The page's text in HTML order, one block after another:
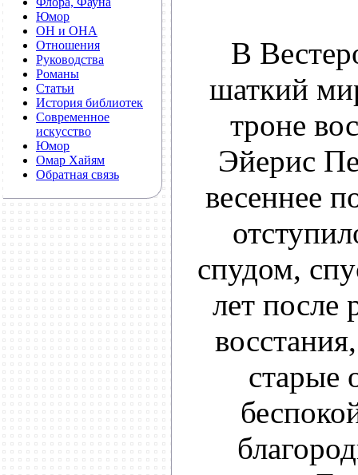
Юмор
ОН и ОНА
Отношения
Руководства
Романы
Статьи
История библиотек
Современное
искусство
Юмор
Омар Хайям
Обратная связь
В
шаткий
троне
Эйерис
весеннее
спудом,
лет после
старые